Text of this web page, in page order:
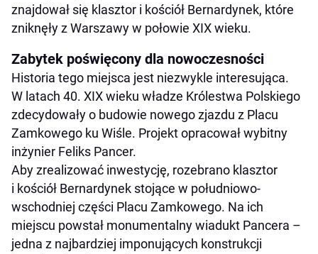
znajdował się klasztor i kościół Bernardynek, które
zniknęły z Warszawy w połowie XIX wieku.
Zabytek poświęcony dla nowoczesności
Historia tego miejsca jest niezwykle interesująca.
W latach 40. XIX wieku władze Królestwa Polskiego
zdecydowały o budowie nowego zjazdu z Placu
Zamkowego ku Wiśle. Projekt opracował wybitny
inżynier Feliks Pancer.
Aby zrealizować inwestycję, rozebrano klasztor
i kościół Bernardynek stojące w południowo-
wschodniej części Placu Zamkowego. Na ich
miejscu powstał monumentalny wiadukt Pancera –
jedna z najbardziej imponujących konstrukcji